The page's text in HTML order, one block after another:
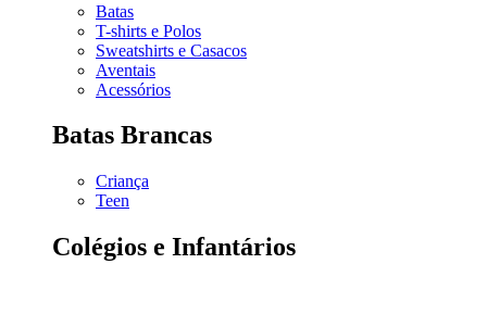
Batas
T-shirts e Polos
Sweatshirts e Casacos
Aventais
Acessórios
Batas Brancas
Criança
Teen
Colégios e Infantários